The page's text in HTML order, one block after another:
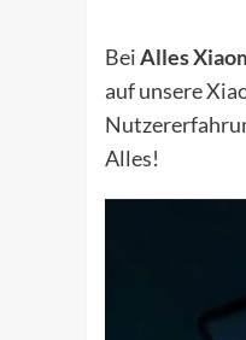
BeiAlles
auf unsere
Alles!